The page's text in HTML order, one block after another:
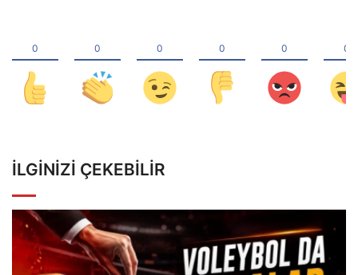
İLGINIZI ÇEKEBILIR